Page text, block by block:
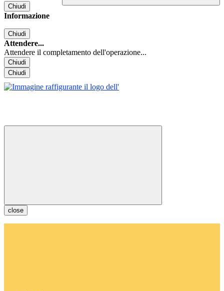
Chiudi
Informazione
Chiudi
Attendere...
Attendere il completamento dell'operazione...
Chiudi
Chiudi
close